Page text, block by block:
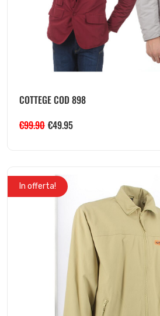
COTTEGE COD 898
€99.90 €49.95
In offerta!